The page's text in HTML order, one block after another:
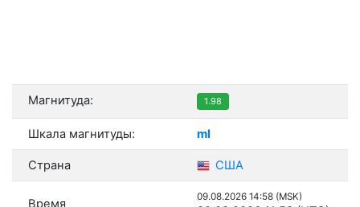
Магнитуда: 1.98
Шкала магнитуды: ml
Страна США
Время 09.08.2026 14:58 (MSK)